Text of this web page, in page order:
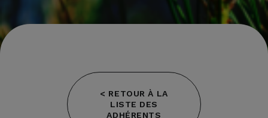
< RETOUR À LA
LISTE DES
ADHÉRENTS